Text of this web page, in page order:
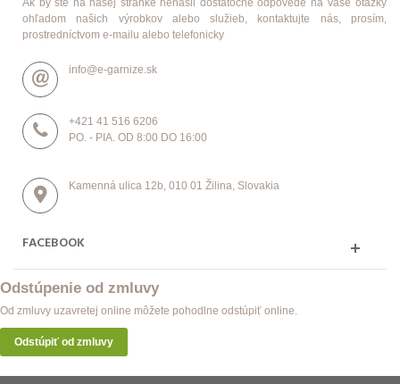
Ak by ste na našej stránke nenašli dostatočne odpovede na Vaše otázky
ohľadom našich výrobkov alebo služieb, kontaktujte nás, prosím,
prostredníctvom e-mailu alebo telefonicky
info@e-garnize.sk
+421 41 516 6206
PO. - PIA. OD 8:00 DO 16:00
Kamenná ulica 12b, 010 01 Žilina, Slovakia
FACEBOOK
Odstúpenie od zmluvy
Od zmluvy uzavretej online môžete pohodlne odstúpiť online.
Odstúpiť od zmluvy